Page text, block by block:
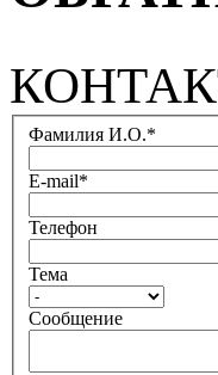
Фамилия И.О.*
E-mail*
Телефон
Тема
Сообщение